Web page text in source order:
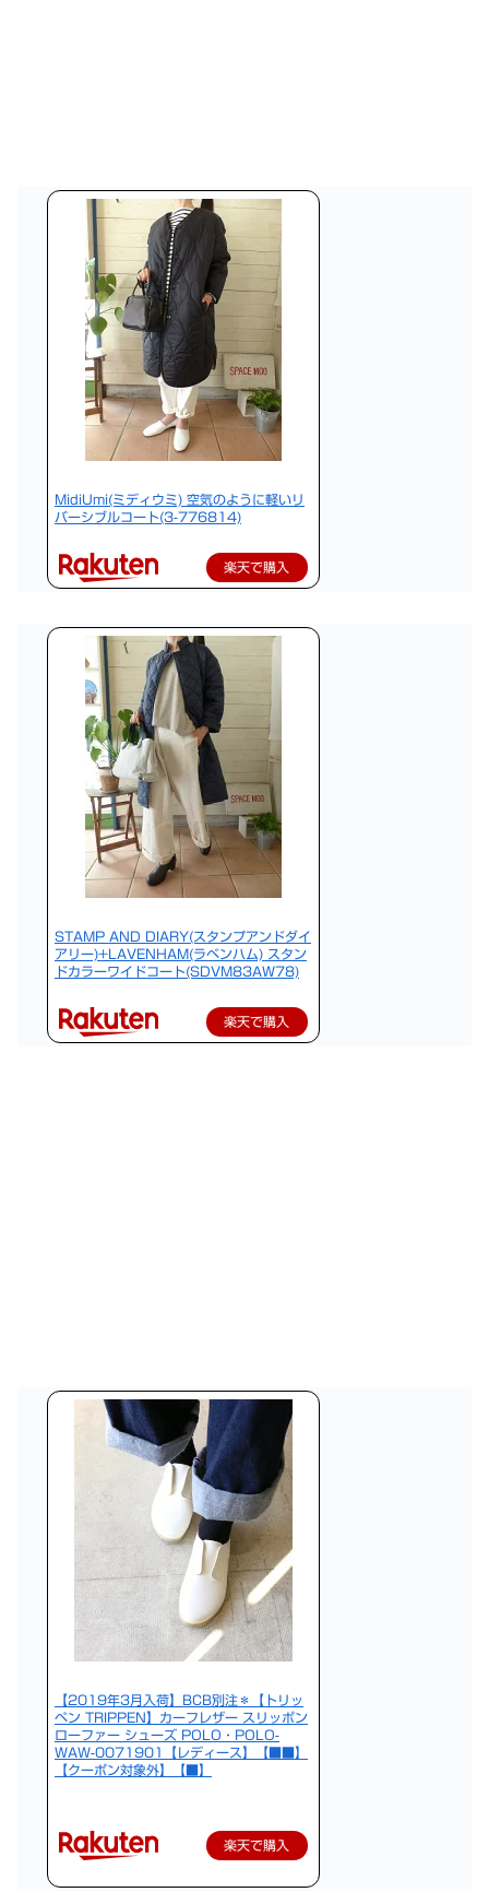
MidiUmi(ミディウミ) 空気のように軽いリ
バーシブルコート(3-776814)
楽天で購入
STAMP AND DIARY(スタンプアンドダイ
アリー)+LAVENHAM(ラベンハム) スタン
ドカラーワイドコート(SDVM83AW78)
楽天で購入
【2019年3月入荷】BCB別注＊【トリッ
ペン TRIPPEN】カーフレザー スリッポン
ローファー シューズ POLO・POLO-
WAW-0071901【レディース】【■■】
【クーポン対象外】【■】
楽天で購入